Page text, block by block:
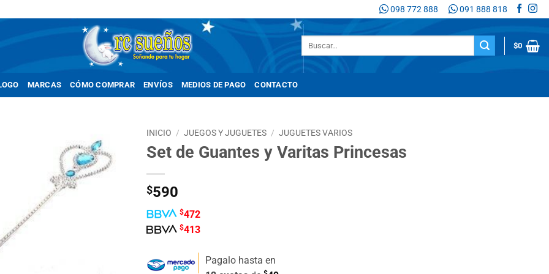
098 772 888 091 888 818
$0
MARCAS CÓMO COMPRAR ENVÍOS MEDIOS DE PAGO CONTACTO
Añadir
a la
INICIO / JUEGOS Y JUGUETES / JUGUETES VARIOS
Set de Guantes y Varitas Princesas
$590
$472
$413
Pagalo hasta en